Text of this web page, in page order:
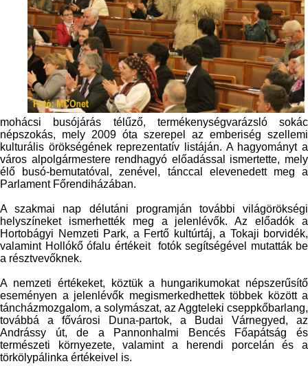
mohácsi busójárás télűző, termékenységvarázsló sokác
népszokás, mely 2009 óta szerepel az emberiség szellemi
kulturális örökségének reprezentatív listáján. A hagyományt a
város alpolgármestere rendhagyó előadással ismertette, mely
élő busó-bemutatóval, zenével, tánccal elevenedett meg a
Parlament Főrendiházában.
A szakmai nap délutáni programján további világörökségi
helyszíneket ismerhették meg a jelenlévők. Az előadók a
Hortobágyi Nemzeti Park, a Fertő kultúrtáj, a Tokaji borvidék,
valamint Hollókő ófalu értékeit fotók segítségével mutatták be
a résztvevőknek.
A nemzeti értékeket, köztük a hungarikumokat népszerűsítő
eseményen a jelenlévők megismerkedhettek többek között a
táncházmozgalom, a solymászat, az Aggteleki cseppkőbarlang,
továbbá a fővárosi Duna-partok, a Budai Várnegyed, az
Andrássy út, de a Pannonhalmi Bencés Főapátság és
természeti környezete, valamint a herendi porcelán és a
törkölypálinka értékeivel is.